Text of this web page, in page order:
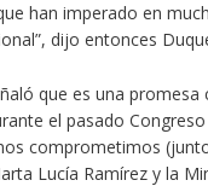
han imperado en
dijo entonces
que es una promesa
el pasado
comprometimos
Lucía Ramírez y la